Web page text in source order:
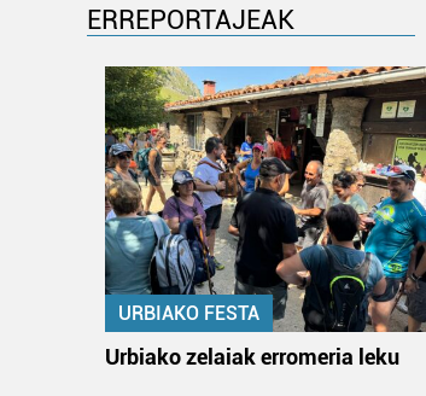
ERREPORTAJEAK
URBIAKO FESTA
Urbiako zelaiak erromeria leku